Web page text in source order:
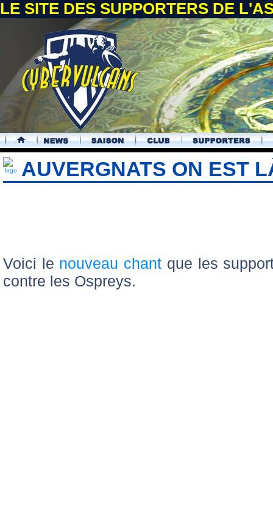
LE SITE DES SUPPORTERS DE
.
AUVERGNATS ON EST
Voici le nouveau chant que les
contre les Ospreys.